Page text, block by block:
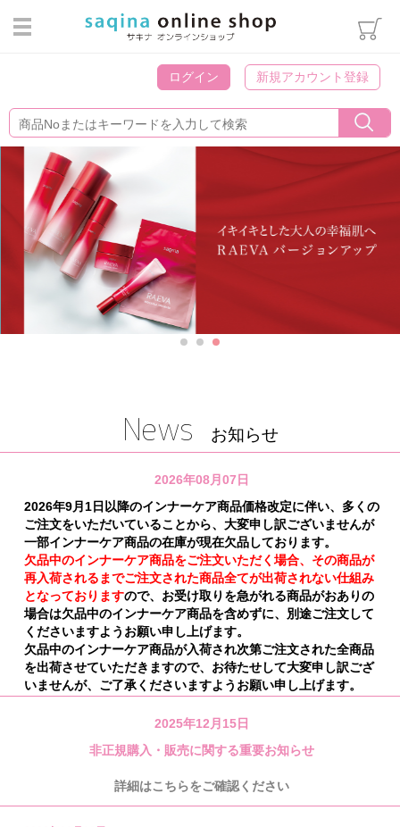
スキンケア
ヘアケア・ボディケア・オーラ
ルケア
メイクアップ
インナーケア
エステマシン部品
ウィッグ用雑貨
パンフレット類
ランキング
SHOP お知らせ
サキナビューティーラウンジ一覧
サポート
会社情報
利用規約
特定商取引法に基づく表示
ログイン 新規アカウント登録
News お知らせ
2026年08月07日
2026年9月1日以降のインナーケア商品価格改定に伴い、多くの
ご注文をいただいていることから、大変申し訳ございませんが
一部インナーケア商品の在庫が現在欠品しております。
欠品中のインナーケア商品をご注文いただく場合、その商品が
再入荷されるまでご注文された商品全てが出荷されない仕組み
となっておりますので、お受け取りを急がれる商品がおありの
場合は欠品中のインナーケア商品を含めずに、別途ご注文して
くださいますようお願い申し上げます。
欠品中のインナーケア商品が入荷され次第ご注文された全商品
を出荷させていただきますので、お待たせして大変申し訳ござ
いませんが、ご了承くださいますようお願い申し上げます。
2025年12月15日
非正規購入・販売に関する重要お知らせ
詳細はこちらをご確認ください